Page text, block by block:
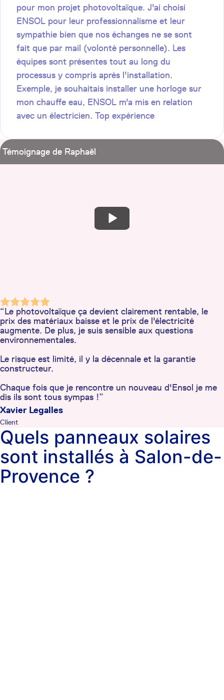
pour mon projet photovoltaïque. J'ai choisi
ENSOL pour leur professionnalisme et leur
sympathie bien que nos échanges ne se sont
fait que par mail (volonté personnelle). Les
équipes sont présentes tout au long du
processus y compris après l'installation.
Exemple, je souhaitais installer une horloge sur
mon chauffe eau, ENSOL m'a mis en relation
avec un électricien. Top expérience
Témoignage de Raphaël
“Le photovoltaïque ça devient clairement rentable, le
prix des matériaux baisse et le prix de l'électricité
augmente. De plus, je suis sensible aux questions
environnementales.
Le risque est limité, il y la décennale et la garantie
constructeur.
Chaque fois que je rencontre un nouveau d'Ensol je me
dis ils sont tous sympas !”
Xavier Legalles
Client
Quels panneaux solaires
sont installés à Salon-de-
Provence ?